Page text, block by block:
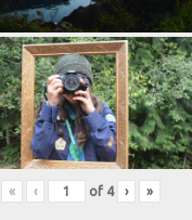
« ‹ of 4 › »